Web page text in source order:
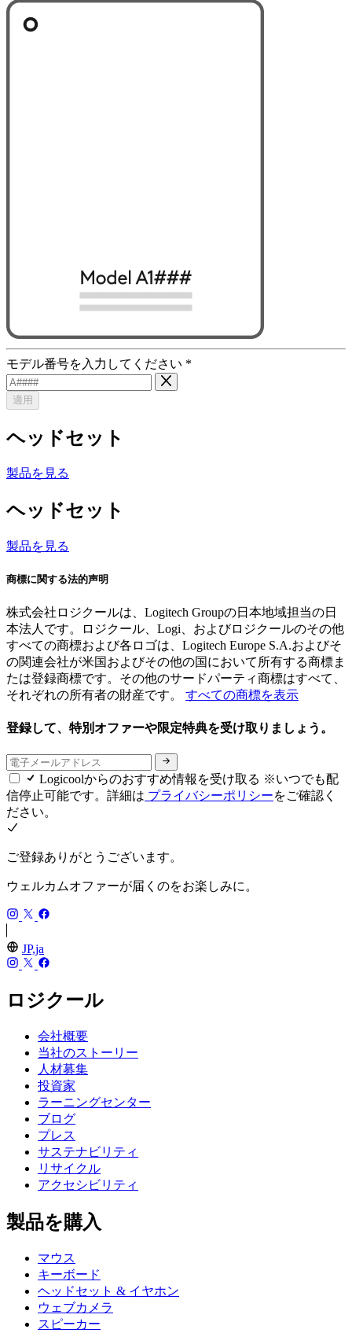
モデル番号を入力してください *
適用
ヘッドセット
製品を見る
ヘッドセット
製品を見る
商標に関する法的声明
株式会社ロジクールは、Logitech Groupの日本地域担当の日
本法人です。ロジクール、Logi、およびロジクールのその他
すべての商標および各ロゴは、Logitech Europe S.A.およびそ
の関連会社が米国およびその他の国において所有する商標ま
たは登録商標です。その他のサードパーティ商標はすべて、
それぞれの所有者の財産です。 すべての商標を表示
登録して、特別オファーや限定特典を受け取りましょう。
Logicoolからのおすすめ情報を受け取る ※いつでも配
信停止可能です。詳細は プライバシーポリシーをご確認く
ださい。
ご登録ありがとうございます。
ウェルカムオファーが届くのをお楽しみに。
JP,ja
ロジクール
会社概要
当社のストーリー
人材募集
投資家
ラーニングセンター
ブログ
プレス
サステナビリティ
リサイクル
アクセシビリティ
製品を購入
マウス
キーボード
ヘッドセット & イヤホン
ウェブカメラ
スピーカー